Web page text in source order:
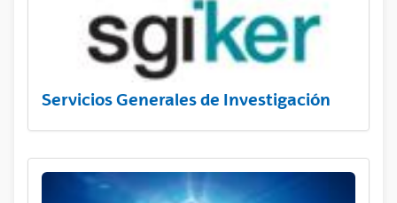
Servicios Generales de Investigación